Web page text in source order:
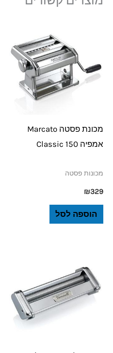
מכונת פסטה Marcato
אמפיה 150 Classic
מכונות פסטה
₪329
הוספה לסל